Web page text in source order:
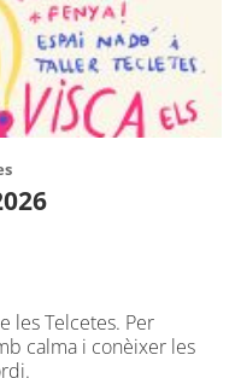
les Telcetes. Per
calma i conèixer les